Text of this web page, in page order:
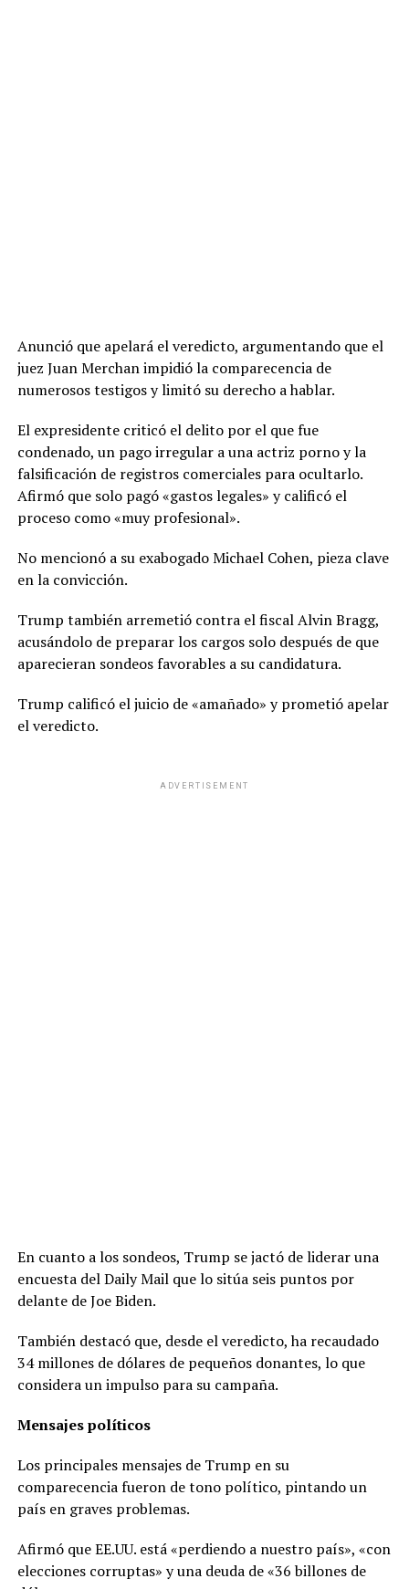
Anunció que apelará el veredicto, argumentando que el
juez Juan Merchan impidió la comparecencia de
numerosos testigos y limitó su derecho a hablar.
El expresidente criticó el delito por el que fue
condenado, un pago irregular a una actriz porno y la
falsificación de registros comerciales para ocultarlo.
Afirmó que solo pagó «gastos legales» y calificó el
proceso como «muy profesional».
No mencionó a su exabogado Michael Cohen, pieza clave
en la convicción.
Trump también arremetió contra el fiscal Alvin Bragg,
acusándolo de preparar los cargos solo después de que
aparecieran sondeos favorables a su candidatura.
Trump calificó el juicio de «amañado» y prometió apelar
el veredicto.
ADVERTISEMENT
En cuanto a los sondeos, Trump se jactó de liderar una
encuesta del Daily Mail que lo sitúa seis puntos por
delante de Joe Biden.
También destacó que, desde el veredicto, ha recaudado
34 millones de dólares de pequeños donantes, lo que
considera un impulso para su campaña.
Mensajes políticos
Los principales mensajes de Trump en su
comparecencia fueron de tono político, pintando un
país en graves problemas.
Afirmó que EE.UU. está «perdiendo a nuestro país», «con
elecciones corruptas» y una deuda de «36 billones de